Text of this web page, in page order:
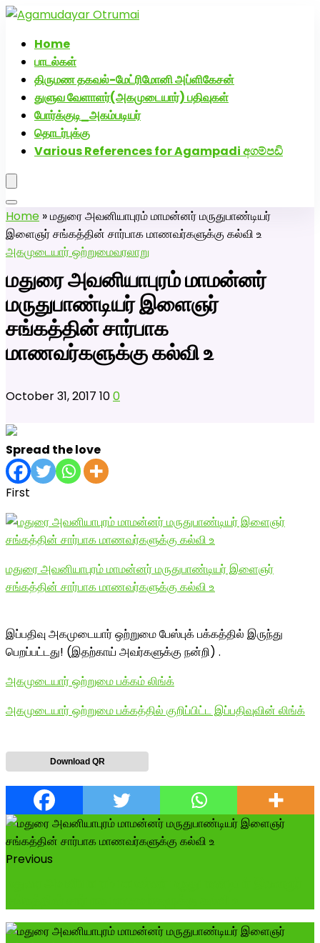
Home
பாடல்கள்
திருமண தகவல்-மேட்ரிமோனி அப்ளிகேசன்
துளுவ வேளாளர்(அகமுடையார்) பதிவுகள்
போர்க்குடி_அகம்படியர்
தொடர்புக்கு
Various References for Agampadi අගම්පඩි
Home »மதுரை அவனியாபுரம் மாமன்னர் மருதுபாண்டியர்
இளைஞர் சங்கத்தின் சார்பாக மாணவர்களுக்கு கல்வி உ
அகமுடையார் ஒற்றுமைவரலாறு
மதுரை அவனியாபுரம் மாமன்னர்
மருதுபாண்டியர் இளைஞர்
சங்கத்தின் சார்பாக
மாணவர்களுக்கு கல்வி உ
October 31, 2017 100
Spread the love
First
மதுரை அவனியாபுரம் மாமன்னர் மருதுபாண்டியர் இளைஞர்
சங்கத்தின் சார்பாக மாணவர்களுக்கு கல்வி உ
இப்பதிவு அகமுடையார் ஒற்றுமை பேஸ்புக் பக்கத்தில் இருந்து
பெறப்பட்டது! (இதற்காய் அவர்களுக்கு நன்றி) .
அகமுடையார் ஒற்றுமை பக்கம் லிங்க்
அகமுடையார் ஒற்றுமை பக்கத்தில் குறிப்பிட்ட இப்பதிவுவின் லிங்க்
Download QR
Previous
அகமுடையார் திருமண வரன்களுக்கு அகமுடையார்மேட்ரி-